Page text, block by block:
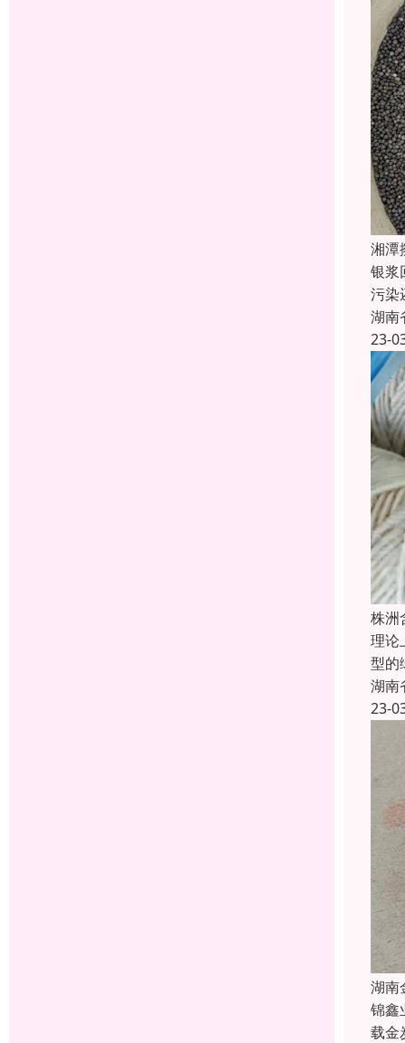
湘潭
银浆
污染
湖南
23-
株洲
理论
型的
湖南
23-
湖南
锦鑫
载金